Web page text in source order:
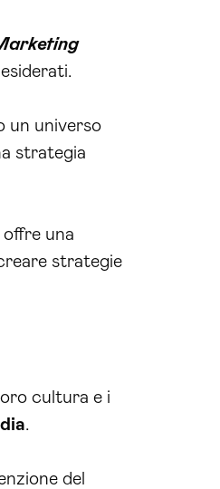
un universo
strategia
una
strategie
cultura e i
.
del